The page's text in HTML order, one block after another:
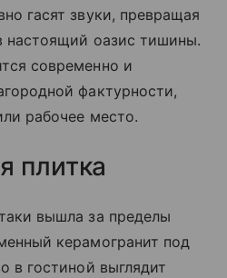
гасят звуки, превращая
настоящий оазис тишины.
современно и
фактурности,
рабочее место.
плитка
вышла за пределы
керамогранит под
в гостиной выглядит